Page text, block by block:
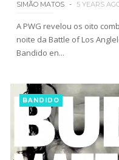
SummerSlam 2002 -
Championship Match
SCSA867-Jul 28 2026
AEW Redemption
Unknown-Jul 27 2026
SIMÃO MATOS 5 YEARS
A PWG revelou os oito
noite da Battle of Los
Bandido en...
BANDIDO